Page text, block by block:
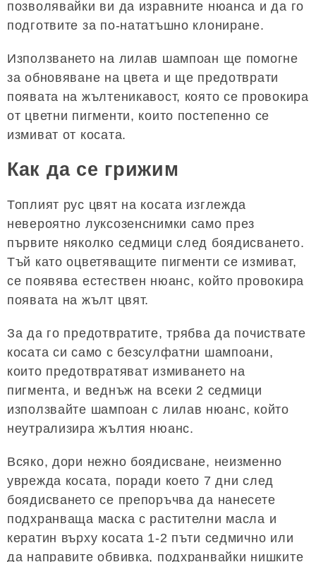
позволявайки ви да изравните нюанса и да го
подготвите за по-нататъшно клониране.
Използването на лилав шампоан ще помогне
за обновяване на цвета и ще предотврати
появата на жълтеникавост, която се провокира
от цветни пигменти, които постепенно се
измиват от косата.
Как да се грижим
Топлият рус цвят на косата изглежда
невероятно луксозенснимки само през
първите няколко седмици след боядисването.
Тъй като оцветяващите пигменти се измиват,
се появява естествен нюанс, който провокира
появата на жълт цвят.
За да го предотвратите, трябва да почиствате
косата си само с безсулфатни шампоани,
които предотвратяват измиването на
пигмента, и веднъж на всеки 2 седмици
използвайте шампоан с лилав нюанс, който
неутрализира жълтия нюанс.
Всяко, дори нежно боядисване, неизменно
уврежда косата, поради което 7 дни след
боядисването се препоръчва да нанесете
подхранваща маска с растителни масла и
кератин върху косата 1-2 пъти седмично или
да направите обвивка, подхранвайки нишките